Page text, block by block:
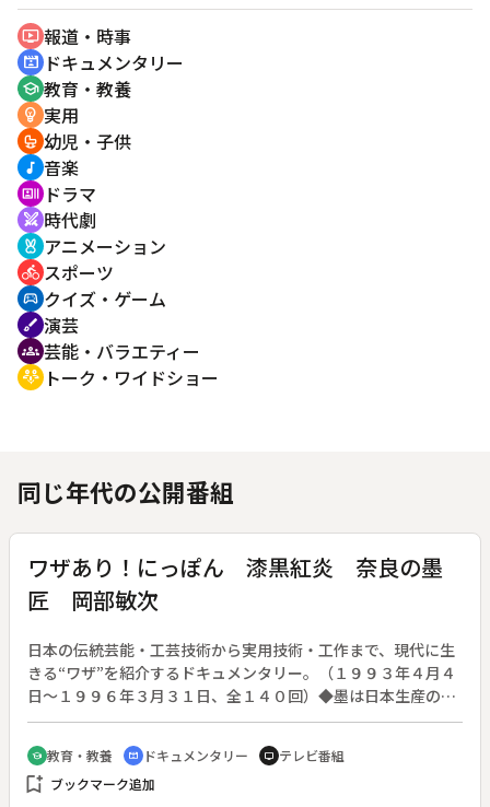
ondemand_video 報道・時事
cinematic_blur ドキュメンタリー
school 教育・教養
emoji_objects 実用
crib 幼児・子供
music_note 音楽
recent_actors ドラマ
swords 時代劇
cruelty_free アニメーション
directions_bike スポーツ
sports_esports クイズ・ゲーム
brush 演芸
groups 芸能・バラエティー
adaptive_audio_mic トーク・ワイドショー
同じ年代の公開番組
ワザあり！にっぽん 漆黒紅炎 奈良の墨
匠 岡部敏次
日本の伝統芸能・工芸技術から実用技術・工作まで、現代に生
きる“ワザ”を紹介するドキュメンタリー。（１９９３年４月４
日～１９９６年３月３１日、全１４０回）◆墨は日本生産の９
割が奈良で作られているが、この古都には今なお墨作りの全て
を手作業で行い、数々の名墨を生み出している職人たちがい
る。岡部敏次さんは墨作り一筋１９年のベテランである。墨は
油を燃やして採ったススとニカワを混ぜて練り固め、木型に入
school 教育・教養 cinematic_blur ドキュメンタリー tv テレビ番組
bookmark_add ブックマーク追加